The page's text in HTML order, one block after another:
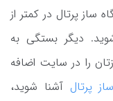
ساز پرتال در کمتر از
دیگر بستگی به
را در سایت اضافه
پرتال آشنا شوید،